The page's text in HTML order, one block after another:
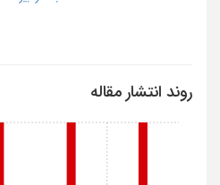
روند انتشار مقاله